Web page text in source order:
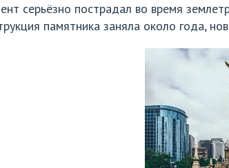
серьёзно пострадал во время
памятника заняла около года,